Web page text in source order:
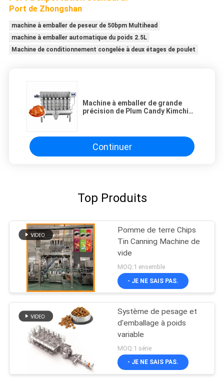
Port de Zhongshan
machine à emballer de peseur de 50bpm Multihead
machine à emballer automatique du poids 2.5L
Machine de conditionnement congelée à deux étages de poulet
Machine à emballer de grande
précision de Plum Candy Kimchi
Continuer
Top Produits
Pomme de terre Chips
Tin Canning Machine de
vide
MOQ:1 ensemble
- JE NE SAIS PAS.
Système de pesage et
d'emballage à poids
variable
MOQ:1 série
- JE NE SAIS PAS.